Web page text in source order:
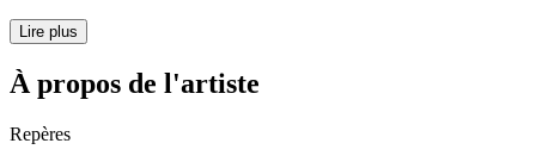
Lire plus
À propos de l'artiste
Repères